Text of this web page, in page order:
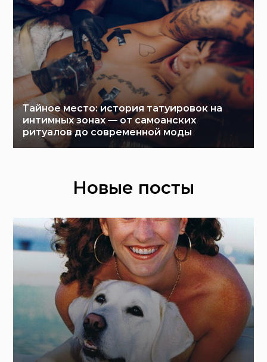
Тайное место: история татуировок на
интимных зонах — от самоанских
ритуалов до современной моды
Новые посты